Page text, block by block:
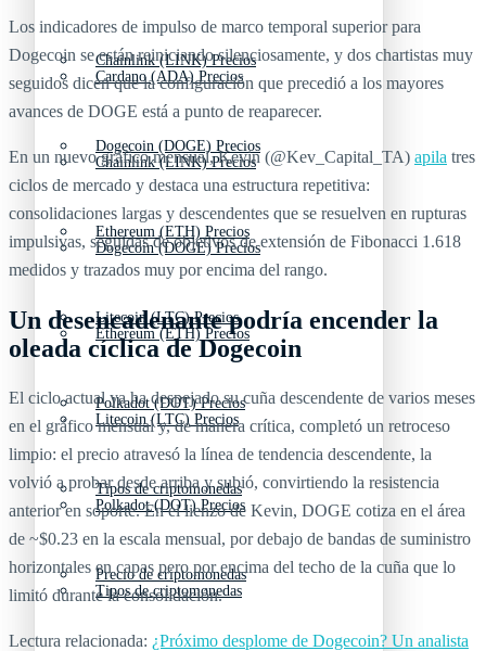
Chainlink (LINK) Precios
Dogecoin (DOGE) Precios
Ethereum (ETH) Precios
Litecoin (LTC) Precios
Polkadot (DOT) Precios
Tipos de criptomonedas
Precio de criptomonedas
Cardano (ADA) Precios
Chainlink (LINK) Precios
Dogecoin (DOGE) Precios
Ethereum (ETH) Precios
Litecoin (LTC) Precios
Polkadot (DOT) Precios
Tipos de criptomonedas
Los indicadores de impulso de marco temporal superior para
Dogecoin se están reiniciando silenciosamente, y dos chartistas muy
seguidos dicen que la configuración que precedió a los mayores
avances de DOGE está a punto de reaparecer.
En un nuevo gráfico mensual, Kevin (@Kev_Capital_TA) apila tres
ciclos de mercado y destaca una estructura repetitiva:
consolidaciones largas y descendentes que se resuelven en rupturas
impulsivas, seguidas de objetivos de extensión de Fibonacci 1.618
medidos y trazados muy por encima del rango.
Un desencadenante podría encender la
oleada cíclica de Dogecoin
El ciclo actual ya ha despejado su cuña descendente de varios meses
en el gráfico mensual y, de manera crítica, completó un retroceso
limpio: el precio atravesó la línea de tendencia descendente, la
volvió a probar desde arriba y subió, convirtiendo la resistencia
anterior en soporte. En el lienzo de Kevin, DOGE cotiza en el área
de ~$0.23 en la escala mensual, por debajo de bandas de suministro
horizontales en capas pero por encima del techo de la cuña que lo
limitó durante la consolidación.
Lectura relacionada: ¿Próximo desplome de Dogecoin? Un analista